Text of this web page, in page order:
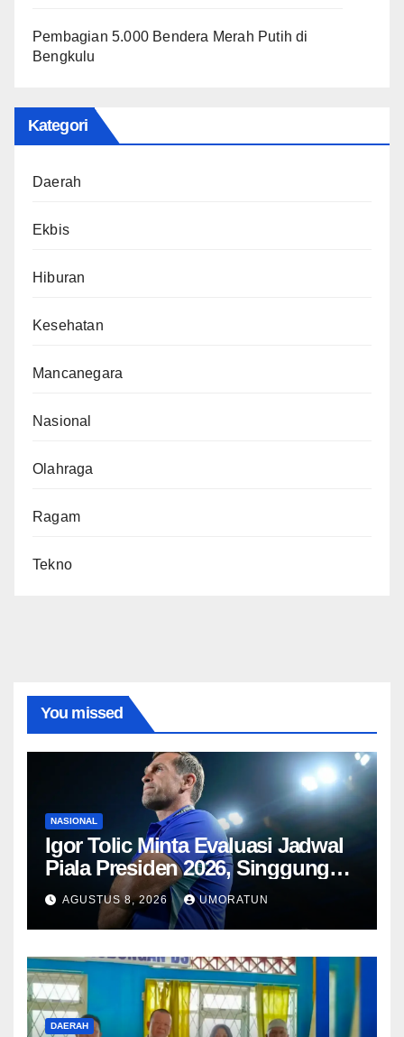
Pembagian 5.000 Bendera Merah Putih di
Bengkulu
Kategori
Daerah
Ekbis
Hiburan
Kesehatan
Mancanegara
Nasional
Olahraga
Ragam
Tekno
You missed
NASIONAL
Igor Tolic Minta Evaluasi Jadwal
Piala Presiden 2026, Singgung
Aturan FIFA soal Recovery 72
Jam
AGUSTUS 8, 2026 UMORATUN
DAERAH